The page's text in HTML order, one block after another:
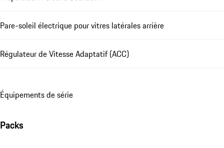
Pare-soleil électrique pour vitres latérales arrière
Régulateur de Vitesse Adaptatif (ACC)
Équipements de série
Packs